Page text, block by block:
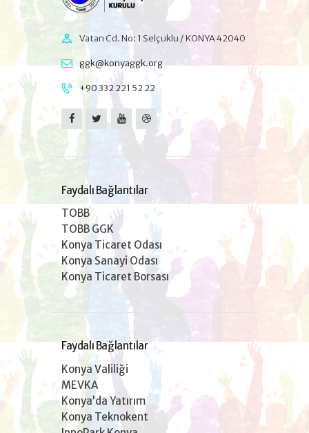
Vatan Cd. No: 1 Selçuklu / KONYA 42040
ggk@konyaggk.org
+90 332 221 52 22
Faydalı Bağlantılar
TOBB
TOBB GGK
Konya Ticaret Odası
Konya Sanayi Odası
Konya Ticaret Borsası
Faydalı Bağlantılar
Konya Valiliği
MEVKA
Konya’da Yatırım
Konya Teknokent